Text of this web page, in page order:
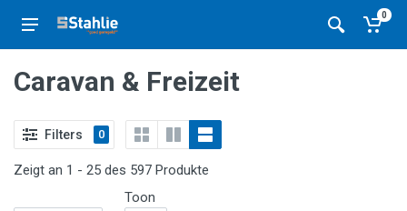
0
Caravan & Freizeit
Filters 0
Zeigt an 1 - 25 des 597 Produkte
Toon